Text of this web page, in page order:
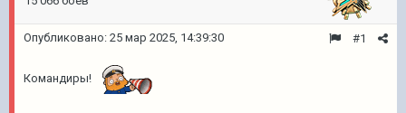
#1
Опубликовано: 25 мар 2025, 14:39:30
Командиры!